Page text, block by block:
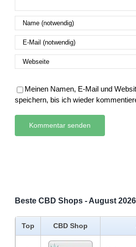
Meinen Namen, E-Mail und
speichern, bis ich wieder
Beste CBD Shops - August 2026
Top CBD Shop